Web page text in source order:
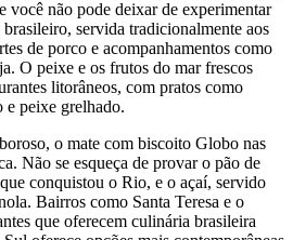
você não pode deixar de experimentar
servida tradicionalmente aos
de porco e acompanhamentos como
O peixe e os frutos do mar frescos
litorâneos, com pratos como
e peixe grelhado.
o mate com biscoito Globo nas
Não se esqueça de provar o pão de
conquistou o Rio, e o açaí, servido
Bairros como Santa Teresa e o
que oferecem culinária brasileira